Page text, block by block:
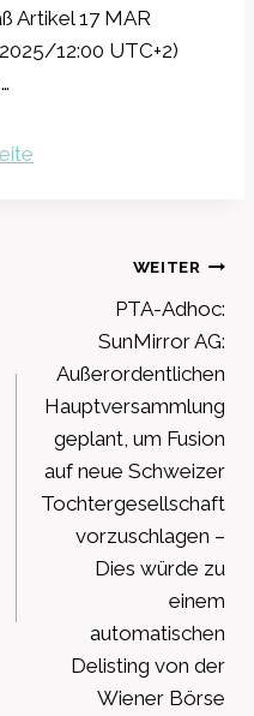
Artikel 17 MAR
12:00 UTC+2)
WEITER
PTA-Adhoc:
SunMirror AG:
Außerordentlichen
Hauptversammlung
geplant, um Fusion
auf neue Schweizer
Tochtergesellschaft
vorzuschlagen –
Dies würde zu
einem
automatischen
Delisting von der
Wiener Börse